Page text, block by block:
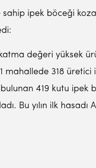
sahip ipek böceği
değeri yüksek
318
419 kutu ipek
Bu yılın ilk hasadı